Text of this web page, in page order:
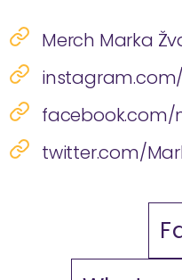
Merch Marka
facebook.com/
twitter.com/